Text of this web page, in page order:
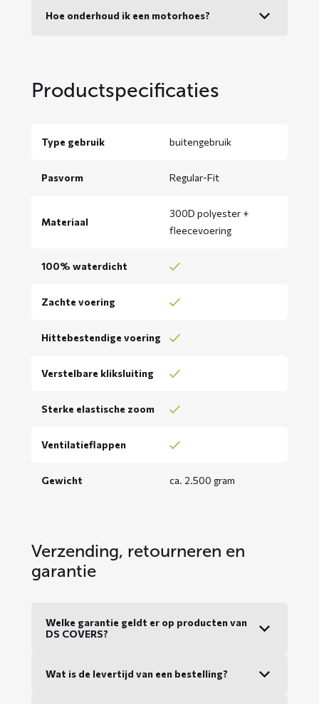
Hoe onderhoud ik een motorhoes?
Productspecificaties
Type gebruik buitengebruik
Pasvorm Regular-Fit
Materiaal
300D polyester +
fleecevoering
100% waterdicht
Zachte voering
Hittebestendige voering
Verstelbare kliksluiting
Sterke elastische zoom
Ventilatieflappen
Gewicht ca. 2.500 gram
Verzending, retourneren en
garantie
Welke garantie geldt er op producten van
DS COVERS?
Wat is de levertijd van een bestelling?